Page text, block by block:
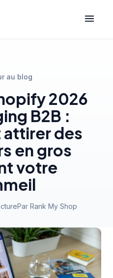
au blog
2026
B2B :
des
en gros
votre
Par Rank My Shop